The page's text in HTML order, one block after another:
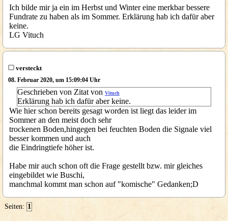
Ich bilde mir ja ein im Herbst und Winter eine merkbar bessere
Fundrate zu haben als im Sommer. Erklärung hab ich dafür aber
keine.
LG Vituch
versteckt
08. Februar 2020, um 15:09:04 Uhr
Geschrieben von Zitat von Vituch
Erklärung hab ich dafür aber keine.
Wie hier schon bereits gesagt worden ist liegt das leider im
Sommer an den meist doch sehr
trockenen Boden,hingegen bei feuchten Boden die Signale viel
besser kommen und auch
die Eindringtiefe höher ist.
Habe mir auch schon oft die Frage gestellt bzw. mir gleiches
eingebildet wie Buschi,
manchmal kommt man schon auf "komische" Gedanken;D
Seiten: 1